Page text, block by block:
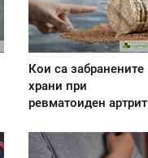
Кои са забранените
храни при
ревматоиден артрит